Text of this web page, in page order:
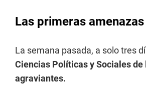
Las primeras
La semana pasada, a solo tres
Ciencias Políticas y Sociales
agraviantes.